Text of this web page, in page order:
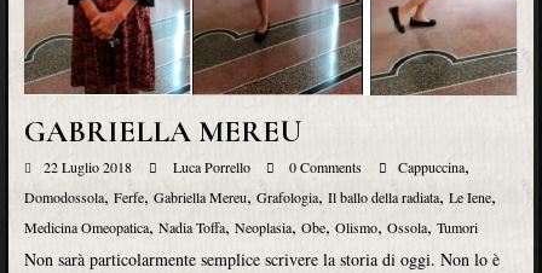
GABRIELLA MEREU
22 Luglio 2018 Luca Porrello 0 Comments Cappuccina,
Domodossola, Ferfe, Gabriella Mereu, Grafologia, Il ballo della radiata, Le Iene,
Medicina Omeopatica, Nadia Toffa, Neoplasia, Obe, Olismo, Ossola, Tumori
Non sarà particolarmente semplice scrivere la storia di oggi. Non lo è